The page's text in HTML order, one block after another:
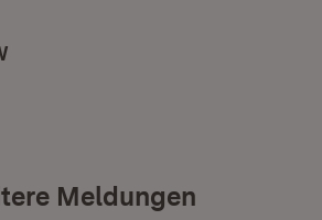
Meldungen